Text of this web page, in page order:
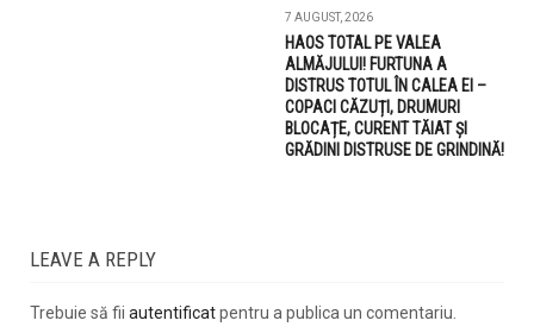
7 AUGUST, 2026
HAOS TOTAL PE VALEA
ALMĂJULUI! FURTUNA A
DISTRUS TOTUL ÎN CALEA EI –
COPACI CĂZUȚI, DRUMURI
BLOCAȚE, CURENT TĂIAT ȘI
GRĂDINI DISTRUSE DE GRINDINĂ!
LEAVE A REPLY
Trebuie să fii autentificatpentru a publica un comentariu.